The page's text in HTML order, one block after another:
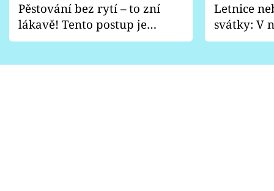
Pěstování bez rytí – to zní
lákavě! Tento postup je
vhodný jen pro některé
Letnice
svátky: V
pondělí